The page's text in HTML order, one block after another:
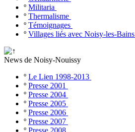
º Militaria
º Thermalisme
º Témoignages
º Villages liés avec Noisy-les-Bains
News de Noisy-Nouissy
º Le Lien 1998-2013
º Presse 2001
º Presse 2004
º Presse 2005
º Presse 2006
º Presse 2007
º Presse 2008